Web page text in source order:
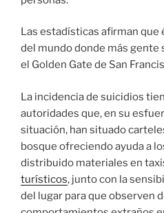
Las estadísticas afirman que
del mundo donde más gente
el Golden Gate de San
La incidencia de suicidios
autoridades que, en su
situación, han situado
bosque ofreciendo ayuda a
distribuido materiales en
turísticos, junto con la
del lugar para que observen